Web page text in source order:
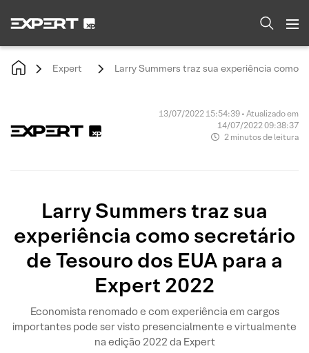
Expert Larry Summers traz sua experiência como
13/07/2022 15:54:39 • Atualizado em
14/07/2022 09:38:37
2 minutos de leitura
Larry Summers traz sua
experiência como secretário
de Tesouro dos EUA para a
Expert 2022
Economista renomado e com experiência em cargos
importantes pode ser visto presencialmente e virtualmente
na edição 2022 da Expert